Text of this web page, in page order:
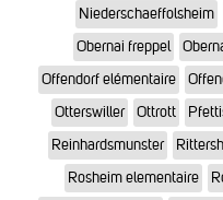
Niederschaeffolsheim
Obernai freppel
Offendorf elémentaire
Otterswiller
Ottrott
Reinhardsmunster
Rosheim elementaire